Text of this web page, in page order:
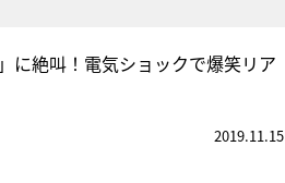
に絶叫！電気ショックで爆笑リア
2019.11.15